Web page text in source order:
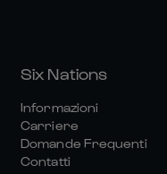
Six Nations
Informazioni
Carriere
Domande Frequenti
Contatti